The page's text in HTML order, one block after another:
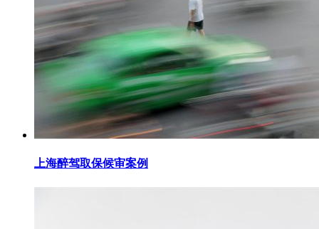
上海醉驾取保候审案例